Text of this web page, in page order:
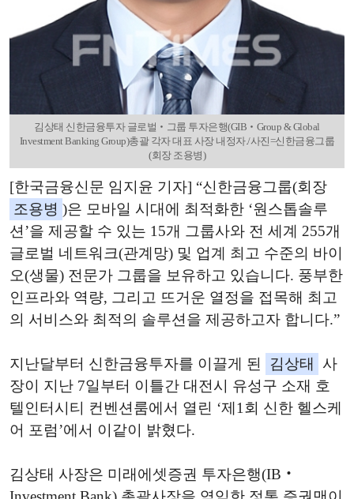
김상태 신한금융투자 글로벌‧그룹 투자은행(GIB‧Group & Global
Investment Banking Group)총괄 각자 대표 사장 내정자./사진=신한금융그룹
(회장 조용병)
[한국금융신문 임지윤 기자] “신한금융그룹(회장
조용병 )은 모바일 시대에 최적화한 ‘원스톱솔루
션’을 제공할 수 있는 15개 그룹사와 전 세계 255개
글로벌 네트워크(관계망) 및 업계 최고 수준의 바이
오(생물) 전문가 그룹을 보유하고 있습니다. 풍부한
인프라와 역량, 그리고 뜨거운 열정을 접목해 최고
의 서비스와 최적의 솔루션을 제공하고자 합니다.”
지난달부터 신한금융투자를 이끌게 된 김상태
사
장이 지난 7일부터 이틀간 대전시 유성구 소재 호
텔인터시티 컨벤션룸에서 열린 ‘제1회 신한 헬스케
어 포럼’에서 이같이 밝혔다.
김상태 사장은 미래에셋증권 투자은행(IB‧